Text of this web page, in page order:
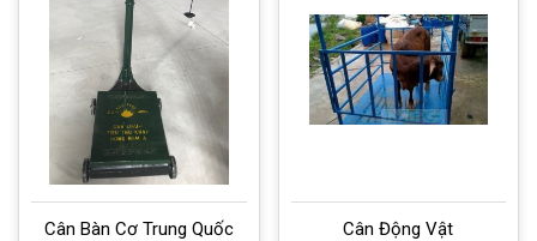
Cân Bàn Cơ Trung Quốc Cân Động Vật